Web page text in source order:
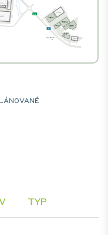
TYP